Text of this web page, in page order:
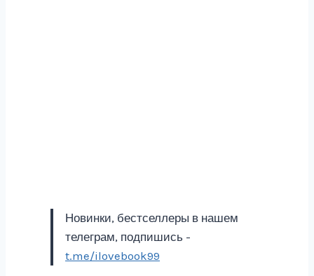
Новинки, бестселлеры в нашем
телеграм, подпишись -
t.me/ilovebook99